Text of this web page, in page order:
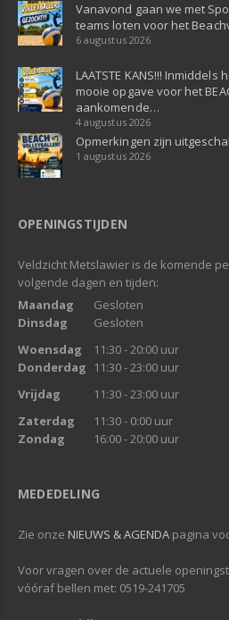
Vanavond gaan we met
teams loten voor het
6 augustus 2026
LAATSTE KANS!!!
mooie opgave voor het
aankomende…
4 augustus 2026
Opmerkingen zijn
1 augustus 2026
OPENINGSTIJDEN
Veldzicht Metslawier is de komende
volgende dagen en tijden:
Maandag
Gesloten
Dinsdag
Gesloten
Woensdag
11:30 - 20:00 uur
Donderdag
11:30 - 23:00 uur
Vrijdag
11:30 - 23:00 uur
Zaterdag
11:30 - 0:00 uur
Zondag
16:00 - 20:00 uur
MEDEDELING
Zie onze NIEUWS & AGENDA pagina
Voor vragen over de actuele
vóóraf bellen met: 0519-241705